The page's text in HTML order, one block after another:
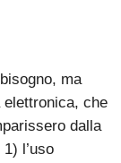
ma
elettronica, che
dalla
l’uso